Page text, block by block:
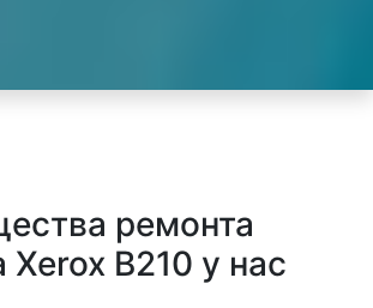
ремонта
Xerox B210 у нас